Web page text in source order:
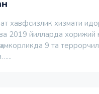
хавфсизлик хизмати
2019 йилларда хорижий
9 та